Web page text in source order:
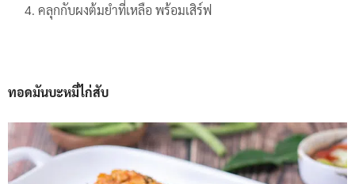
คลุกกับผงต้มยำที่เหลือ พร้อมเสิร์ฟ
ทอดมันบะหมี่ไก่สับ